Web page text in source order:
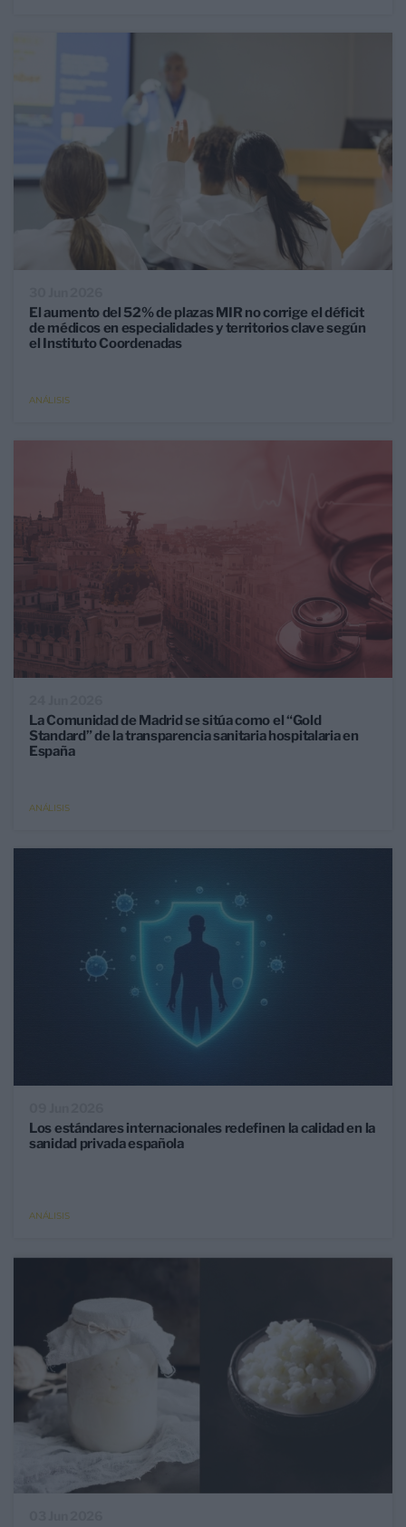
El aumento del 52% de plazas MIR no corrige el déficit
de médicos en especialidades y territorios clave según
el Instituto Coordenadas
ANÁLISIS
La Comunidad de Madrid se sitúa como el “Gold
Standard” de la transparencia sanitaria hospitalaria en
España
ANÁLISIS
Los estándares internacionales redefinen la calidad en la
sanidad privada española
ANÁLISIS